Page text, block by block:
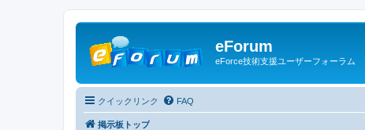
eForum
eForce技術支援ユーザーフォーラム
クイックリンク FAQ
掲示板トップ